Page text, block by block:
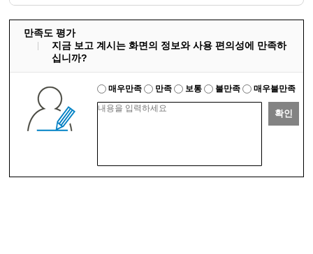
만족도 평가
지금 보고 계시는 화면의 정보와 사용 편의성에 만족하
십니까?
매우만족 만족 보통 불만족 매우불만족
확인